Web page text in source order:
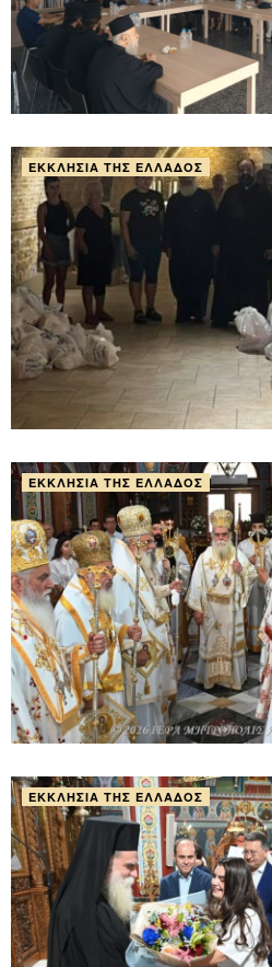
ΕΚΚΛΗΣΊΑ ΤΗΣ ΕΛΛΆΔΟΣ
ΕΚΚΛΗΣΊΑ ΤΗΣ ΕΛΛΆΔΟΣ
ΕΚΚΛΗΣΊΑ ΤΗΣ ΕΛΛΆΔΟΣ